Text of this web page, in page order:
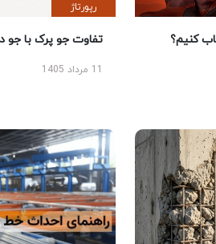
کنیم؟
رپورتاژ
تفاوت جو پرک با جو